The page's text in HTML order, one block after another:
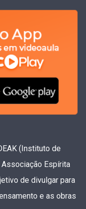
(Instituto de
Espírita
de divulgar para
e as obras